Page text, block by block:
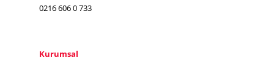
0216 606 0 733
Kurumsal